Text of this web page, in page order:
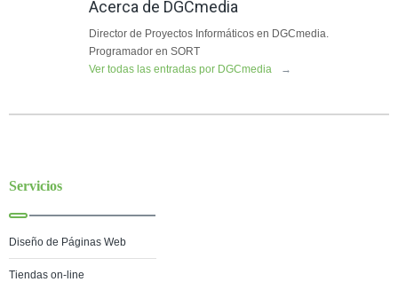
Acerca de DGCmedia
Director de Proyectos Informáticos en DGCmedia.
Programador en SORT
Ver todas las entradas por DGCmedia
→
Servicios
Diseño de Páginas Web
Tiendas on-line